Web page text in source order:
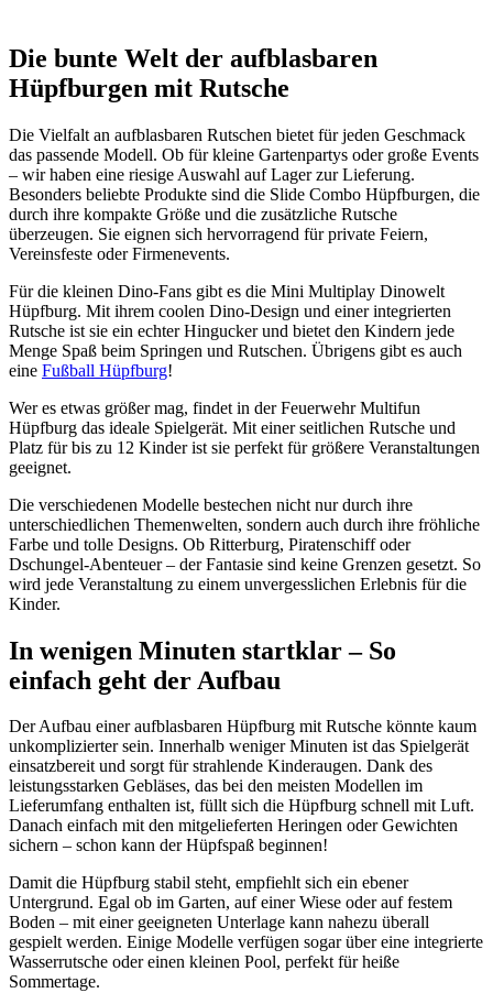
Die bunte Welt der aufblasbaren
Hüpfburgen mit Rutsche
Die Vielfalt an aufblasbaren Rutschen bietet für jeden Geschmack
das passende Modell. Ob für kleine Gartenpartys oder große Events
– wir haben eine riesige Auswahl auf Lager zur Lieferung.
Besonders beliebte Produkte sind die Slide Combo Hüpfburgen, die
durch ihre kompakte Größe und die zusätzliche Rutsche
überzeugen. Sie eignen sich hervorragend für private Feiern,
Vereinsfeste oder Firmenevents.
Für die kleinen Dino-Fans gibt es die Mini Multiplay Dinowelt
Hüpfburg. Mit ihrem coolen Dino-Design und einer integrierten
Rutsche ist sie ein echter Hingucker und bietet den Kindern jede
Menge Spaß beim Springen und Rutschen. Übrigens gibt es auch
eine Fußball Hüpfburg!
Wer es etwas größer mag, findet in der Feuerwehr Multifun
Hüpfburg das ideale Spielgerät. Mit einer seitlichen Rutsche und
Platz für bis zu 12 Kinder ist sie perfekt für größere Veranstaltungen
geeignet.
Die verschiedenen Modelle bestechen nicht nur durch ihre
unterschiedlichen Themenwelten, sondern auch durch ihre fröhliche
Farbe und tolle Designs. Ob Ritterburg, Piratenschiff oder
Dschungel-Abenteuer – der Fantasie sind keine Grenzen gesetzt. So
wird jede Veranstaltung zu einem unvergesslichen Erlebnis für die
Kinder.
In wenigen Minuten startklar – So
einfach geht der Aufbau
Der Aufbau einer aufblasbaren Hüpfburg mit Rutsche könnte kaum
unkomplizierter sein. Innerhalb weniger Minuten ist das Spielgerät
einsatzbereit und sorgt für strahlende Kinderaugen. Dank des
leistungsstarken Gebläses, das bei den meisten Modellen im
Lieferumfang enthalten ist, füllt sich die Hüpfburg schnell mit Luft.
Danach einfach mit den mitgelieferten Heringen oder Gewichten
sichern – schon kann der Hüpfspaß beginnen!
Damit die Hüpfburg stabil steht, empfiehlt sich ein ebener
Untergrund. Egal ob im Garten, auf einer Wiese oder auf festem
Boden – mit einer geeigneten Unterlage kann nahezu überall
gespielt werden. Einige Modelle verfügen sogar über eine integrierte
Wasserrutsche oder einen kleinen Pool, perfekt für heiße
Sommertage.